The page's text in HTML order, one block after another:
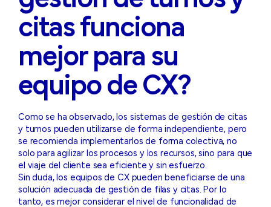
citas funciona
mejor para su
equipo de CX?
Como se ha observado, los sistemas de gestión de citas
y turnos pueden utilizarse de forma independiente, pero
se recomienda implementarlos de forma colectiva, no
solo para agilizar los procesos y los recursos, sino para que
el viaje del cliente sea eficiente y sin esfuerzo.
Sin duda, los equipos de CX pueden beneficiarse de una
solución adecuada de gestión de filas y citas. Por lo
tanto, es mejor considerar el nivel de funcionalidad de